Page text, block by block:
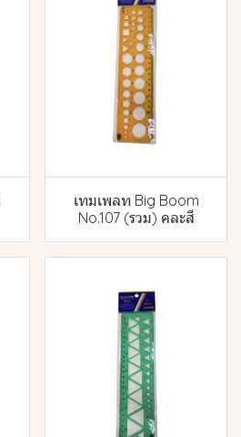
เทมเพลท Big Boom
No.107 (รวม) คละสี